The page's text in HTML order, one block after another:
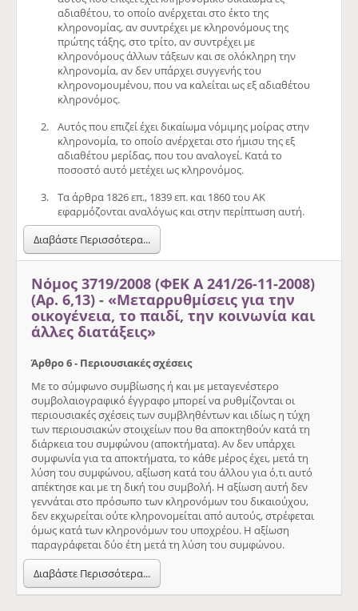
αδιαθέτου, το οποίο ανέρχεται στο έκτο της
κληρονομίας, αν συντρέχει με κληρονόμους της
πρώτης τάξης, στο τρίτο, αν συντρέχει με
κληρονόμους άλλων τάξεων και σε ολόκληρη την
κληρονομία, αν δεν υπάρχει συγγενής του
κληρονομουμένου, που να καλείται ως εξ αδιαθέτου
κληρονόμος.
Αυτός που επιζεί έχει δικαίωμα νόμιμης μοίρας στην
κληρονομία, το οποίο ανέρχεται στο ήμισυ της εξ
αδιαθέτου μερίδας, που του αναλογεί. Κατά το
ποσοστό αυτό μετέχει ως κληρονόμος.
Τα άρθρα 1826 επ., 1839 επ. και 1860 του ΑΚ
εφαρμόζονται αναλόγως και στην περίπτωση αυτή.
Διαβάστε Περισσότερα...
Νόμος 3719/2008 (ΦΕΚ Α 241/26-11-2008)
(Αρ. 6,13) - «Μεταρρυθμίσεις για την
οικογένεια, το παιδί, την κοινωνία και
άλλες διατάξεις»
Άρθρο 6 - Περιουσιακές σχέσεις
Με το σύμφωνο συμβίωσης ή και με μεταγενέστερο
συμβολαιογραφικό έγγραφο μπορεί να ρυθμίζονται οι
περιουσιακές σχέσεις των συμβληθέντων και ιδίως η τύχη
των περιουσιακών στοιχείων που θα αποκτηθούν κατά τη
διάρκεια του συμφώνου (αποκτήματα). Αν δεν υπάρχει
συμφωνία για τα αποκτήματα, το κάθε μέρος έχει, μετά τη
λύση του συμφώνου, αξίωση κατά του άλλου για ό,τι αυτό
απέκτησε και με τη δική του συμβολή. Η αξίωση αυτή δεν
γεννάται στο πρόσωπο των κληρονόμων του δικαιούχου,
δεν εκχωρείται ούτε κληρονομείται από αυτούς, στρέφεται
όμως κατά των κληρονόμων του υποχρέου. Η αξίωση
παραγράφεται δύο έτη μετά τη λύση του συμφώνου.
Διαβάστε Περισσότερα...